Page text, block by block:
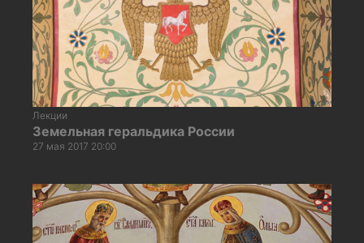
Лекции
Земельная геральдика России
27 мая 2017 20:00